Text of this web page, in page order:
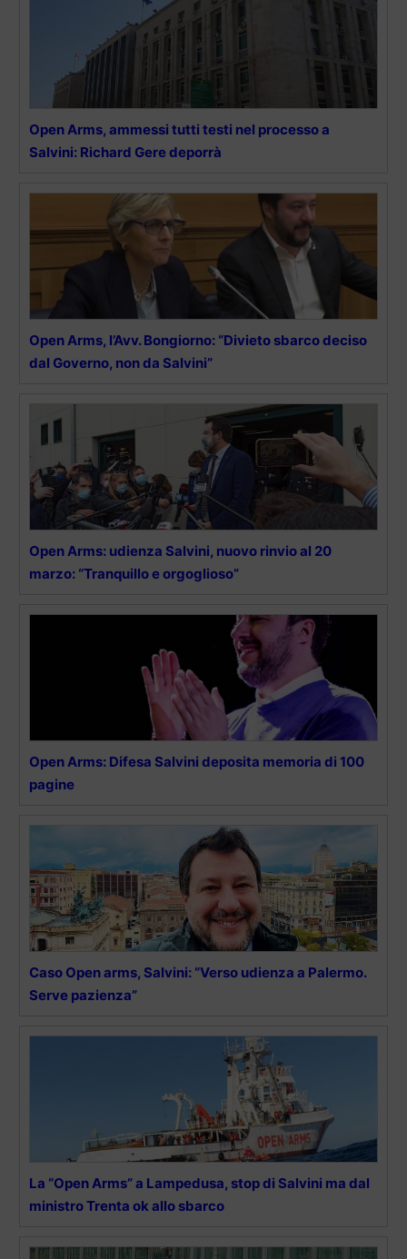
Open Arms, ammessi tutti testi nel processo a
Salvini: Richard Gere deporrà
Open Arms, l’Avv. Bongiorno: “Divieto sbarco deciso
dal Governo, non da Salvini”
Open Arms: udienza Salvini, nuovo rinvio al 20
marzo: “Tranquillo e orgoglioso”
Open Arms: Difesa Salvini deposita memoria di 100
pagine
Caso Open arms, Salvini: “Verso udienza a Palermo.
Serve pazienza”
La “Open Arms” a Lampedusa, stop di Salvini ma dal
ministro Trenta ok allo sbarco